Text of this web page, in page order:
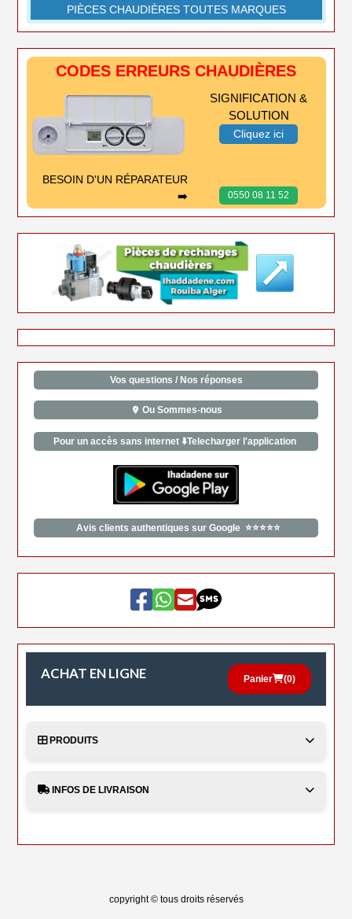
PIÈCES CHAUDIÈRES TOUTES MARQUES
CODES ERREURS CHAUDIÈRES
SIGNIFICATION &
SOLUTION
Cliquez ici
0550 08 11 52
BESOIN D'UN RÉPARATEUR
➡️
Vos questions / Nos réponses
Ou Sommes-nous
Pour un accès sans internet ⬇️Telecharger l'application
Avis clients authentiques sur Google ⭐⭐⭐⭐⭐
ACHAT EN LIGNE Panier (0)
PRODUITS
INFOS DE LIVRAISON
copyright © tous droits réservés